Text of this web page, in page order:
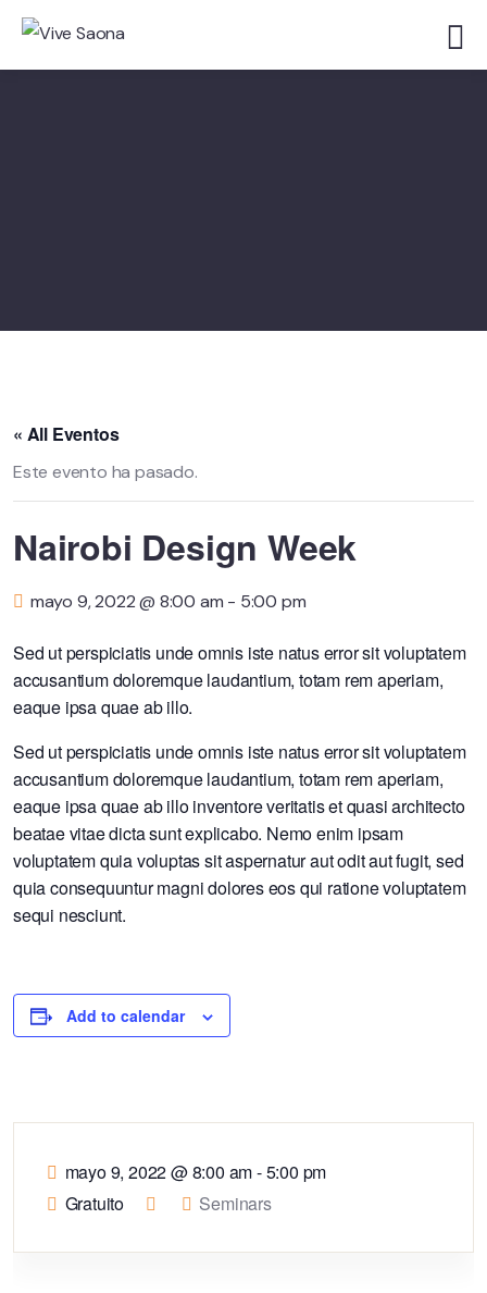
« All Eventos
Este evento ha pasado.
Nairobi Design Week
mayo 9, 2022 @ 8:00 am - 5:00 pm
Sed ut perspiciatis unde omnis iste natus error sit voluptatem
accusantium doloremque laudantium, totam rem aperiam,
eaque ipsa quae ab illo.
Sed ut perspiciatis unde omnis iste natus error sit voluptatem
accusantium doloremque laudantium, totam rem aperiam,
eaque ipsa quae ab illo inventore veritatis et quasi architecto
beatae vitae dicta sunt explicabo. Nemo enim ipsam
voluptatem quia voluptas sit aspernatur aut odit aut fugit, sed
quia consequuntur magni dolores eos qui ratione voluptatem
sequi nesciunt.
Add to calendar
mayo 9, 2022@8:00 am - 5:00 pm
Gratuito
Seminars